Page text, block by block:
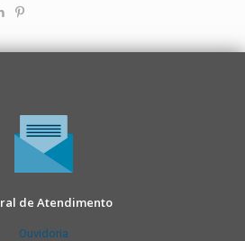
de Atendimento
Ouvidoria